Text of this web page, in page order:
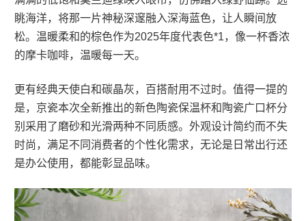
眺海洋，将那一片神秘深邃融入深海蓝色，让人瞬间放
松。温暖柔和的棕色作为2025年度代表色*1，像一杯香浓
的摩卡咖啡，温暖每一天。
更有经典天使白和碳晶灰，百搭耐用不过时。值得一提的
是，京瓷本次全新推出的新色陶瓷保温杯和陶瓷广口杯分
别采用了磨砂和光滑两种不同质感。外观设计简约而不失
时尚，满足不同消费者的个性化需求，无论是日常出行还
是办公使用，都能彰显品味。